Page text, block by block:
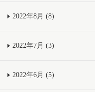
2022年8月 (8)
2022年7月 (3)
2022年6月 (5)